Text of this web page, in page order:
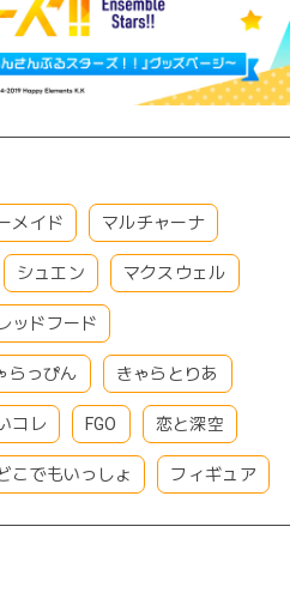
メイド マルチャーナ
シュエン マクスウェル
レッドフード
らっぴん きゃらとりあ
コレ FGO 恋と深空
こでもいっしょ フィギュア